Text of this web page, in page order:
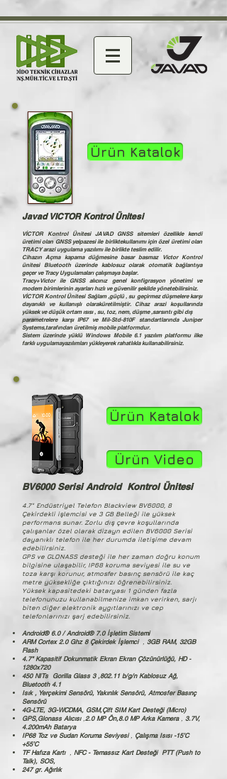
Ürün Katalok
Javad VICTOR Kontrol Ünitesi
VİCTOR Kontrol Ünitesi JAVAD GNSS sitemleri özellikle kendi
üretimi olan GNSS yelpazesi ile birliktekullanımı için özel üretimi olan
TRACY arazi uygulama yazılımı ile birlikte teslim edilir.
Cihazın Açma kapama düğmesine basar basmaz Victor Kontrol
ünitesi Bluetooth üzerinde kablosuz olarak otomatik bağlantıya
geçer ve Tracy Uygulamaları çalışmaya başlar.
Tracy+Victor ile GNSS alıcınız genel konfigrasyon yönetimi ve
modem birimlerinin ayarları hızlı ve güvenilir şekilde yönetebilirsiniz.
VİCTOR Kontrol Ünitesi Sağlam ,güçlü , su geçirmez düşmelere karşı
dayanıklı ve kullanışlı olaraküretilmiştir. Cihaz arazi koşullarında
yüksek ve düşük ortam ısısı , su, toz, nem, düşme ,sarsıntı gibi dış
parametrelere karşı IP67 ve Mil-Std-810F standartlarında Juniper
Systems,tarafından üretilmiş mobile platformdur.
Sistem üzerinde yüklü Windows Mobile 6.1 yazılım platformu ilke
farklı uygulamayazılımları yükleyerek rahatlıkla kullanabilirsiniz.
BV6000 Serisi Android Kontrol Ünitesi
4.7" Endüstriyel Telefon Blackview BV6000, 8
Çekirdekli işlemcisi ve 3 GB Belleği ile yüksek
performans sunar. Zorlu dış çevre koşullarında
çalışanlar özel olarak dizayn edilen BV6000 Serisi
dayanıklı telefon ile her durumda iletişime devam
edebilirsiniz.
GPS ve GLONASS desteği ile her zaman doğru konum
bilgisine ulaşabilir, IP68 koruma seviyesi ile su ve
toza karşı korunur, atmosfer basınç sensörü ile kaç
metre yüksekliğe çıktığınızı öğrenebilirsiniz.
Yüksek kapasitedeki bataryası 1 günden fazla
telefonunuzu kullanabilmenize imkan verirken, sarjı
biten diğer elektronik aygıtlarınızı ve cep
telefonlarınızı şarj edebilirsiniz.
Android® 6.0 / Android® 7.0 İşletim Sistemi
ARM Cortex 2.0 Ghz 8 Çekirdek İşlemci , 3GB RAM, 32GB
Flash
4.7" Kapasitif Dokunmatik Ekran Ekran Çözünürlüğü, HD -
1280x720
450 NITs Gorilla Glass 3 ,802.11 b/g/n Kablosuz Ağ,
Bluetooth 4.1
Isık , Yerçekimi Sensörü, Yakınlık Sensörü, Atmosfer Basınç
Sensörü
4G-LTE, 3G-WCDMA, GSM,Çift SIM Kart Desteği (Micro)
GPS,Glonass Alıcısı,2.0 MP Ön,8.0 MP Arka Kamera, 3.7V,
4.200mAh Batarya
IP68 Toz ve Sudan Koruma Seviyesi, Çalışma Isısı -15’C
+55’C
TF Hafıza Kartı, NFC - Temassız Kart Desteği PTT (Push to
Talk), SOS,
247 gr. Ağırlık
Ürün Katalok
Ürün Video